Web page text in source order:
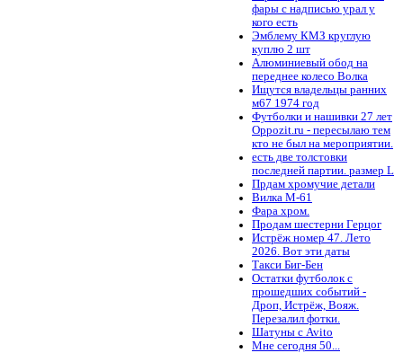
фары с надписью урал у
кого есть
Эмблему КМЗ круглую
куплю 2 шт
Алюминиевый обод на
переднее колесо Волка
Ищутся владельцы ранних
м67 1974 год
Футболки и нашивки 27 лет
Oppozit.ru - пересылаю тем
кто не был на мероприятии.
есть две толстовки
последней партии. размер L
Прдам хромучие детали
Вилка М-61
Фара хром.
Продам шестерни Герцог
Истрёж номер 47. Лето
2026. Вот эти даты
Такси Биг-Бен
Остатки футболок с
прошедших событий -
Дроп, Истрёж, Вояж.
Перезалил фотки.
Шатуны с Avito
Мне сегодня 50...